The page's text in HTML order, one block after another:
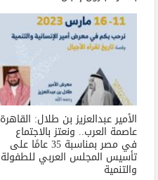
الأمير عبدالعزيز بن طلال: القاهرة
عاصمة العرب.. ونعتز بالاجتماع
في مصر بمناسبة 35 عامًا على
تأسيس المجلس العربي للطفولة
والتنمية